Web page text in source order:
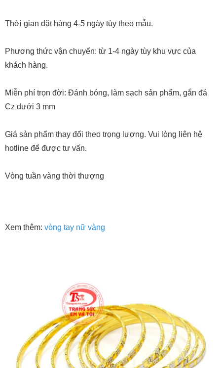
Thời gian đặt hàng 4-5 ngày tùy theo mẫu.
Phương thức vận chuyển: từ 1-4 ngày tùy khu vực của
khách hàng.
Miễn phí trọn đời: Đánh bóng, làm sạch sản phẩm, gắn đá
Cz dưới 3 mm
Giá sản phẩm thay đổi theo trọng lượng. Vui lòng liên hệ
hotline để được tư vấn.
Vòng tuần vàng thời thượng
Xem thêm: vòng tay nữ vàng